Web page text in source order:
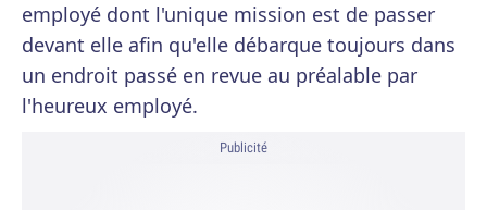
employé dont l'unique mission est de passer
devant elle afin qu'elle débarque toujours dans
un endroit passé en revue au préalable par
l'heureux employé.
Publicité